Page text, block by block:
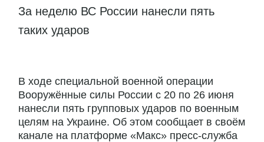
За неделю ВС России нанесли пять
таких ударов
В ходе специальной военной операции
Вооружённые силы России с 20 по 26 июня
нанесли пять групповых ударов по военным
целям на Украине. Об этом сообщает в своём
канале на платформе «Макс» пресс-служба